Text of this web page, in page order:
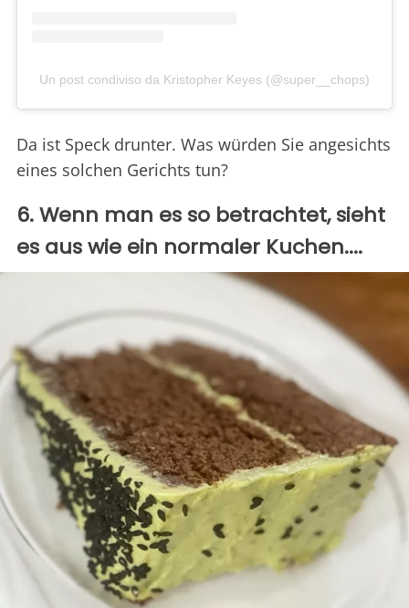
Un post condiviso da Kristopher Keyes (@super__chops)
Da ist Speck drunter. Was würden Sie angesichts
eines solchen Gerichts tun?
6. Wenn man es so betrachtet, sieht
es aus wie ein normaler Kuchen....